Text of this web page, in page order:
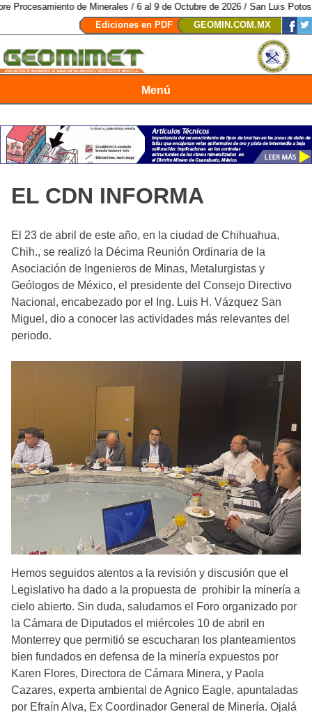
de Minerales / 6 al 9 de Octubre de 2026 / San Luis Potosí, SLP //
Ediciones en PDF
GEOMIN.COM.MX
Menú
EL CDN INFORMA
El 23 de abril de este año, en la ciudad de Chihuahua,
Chih., se realizó la Décima Reunión Ordinaria de la
Asociación de Ingenieros de Minas, Metalurgistas y
Geólogos de México, el presidente del Consejo Directivo
Nacional, encabezado por el Ing. Luis H. Vázquez San
Miguel, dio a conocer las actividades más relevantes del
periodo.
Hemos seguidos atentos a la revisión y discusión que el
Legislativo ha dado a la propuesta de prohibir la minería a
cielo abierto. Sin duda, saludamos el Foro organizado por
la Cámara de Diputados el miércoles 10 de abril en
Monterrey que permitió se escucharan los planteamientos
bien fundados en defensa de la minería expuestos por
Karen Flores, Directora de Cámara Minera, y Paola
Cazares, experta ambiental de Agnico Eagle, apuntaladas
por Efraín Alva, Ex Coordinador General de Minería. Ojalá